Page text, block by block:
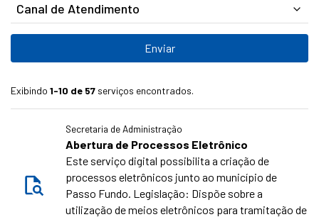
Canal de Atendimento
Exibindo 1-10 de 57 serviços encontrados.
Secretaria de Administração
Abertura de Processos Eletrônico
Este serviço digital possibilita a criação de
processos eletrônicos junto ao município de
Passo Fundo. Legislação: Dispõe sobre a
utilização de meios eletrônicos para tramitação de